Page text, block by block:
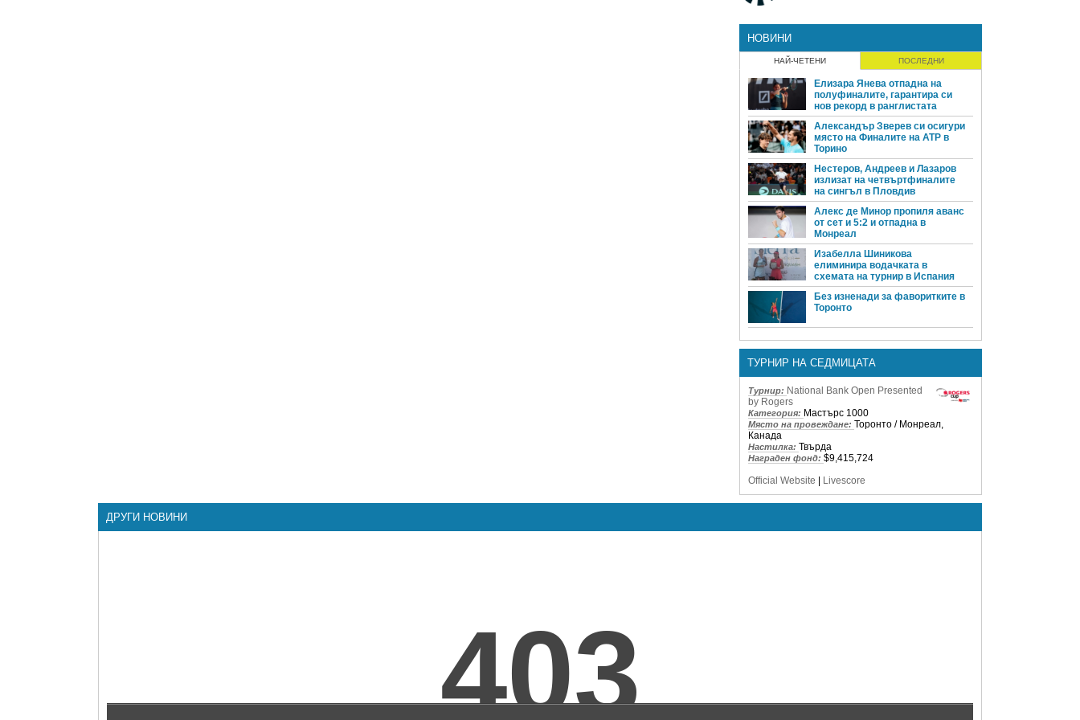
НОВИНИ
НАЙ-ЧЕТЕНИ ПОСЛЕДНИ
Елизара Янева отпадна на
полуфиналите, гарантира си
нов рекорд в ранглистата
Александър Зверев си осигури
място на Финалите на ATP в
Торино
Нестеров, Андреев и Лазаров
излизат на четвъртфиналите
на сингъл в Пловдив
Алекс де Минор пропиля аванс
от сет и 5:2 и отпадна в
Монреал
Изабелла Шиникова
елиминира водачката в
схемата на турнир в Испания
Без изненади за фаворитките в
Торонто
ТУРНИР НА СЕДМИЦАТА
Турнир: National Bank Open Presented
by Rogers
Категория: Мастърс 1000
Място на провеждане: Торонто / Монреал,
Канада
Настилка: Твърда
Награден фонд: $9,415,724
Official Website
Livescore
ДРУГИ НОВИНИ